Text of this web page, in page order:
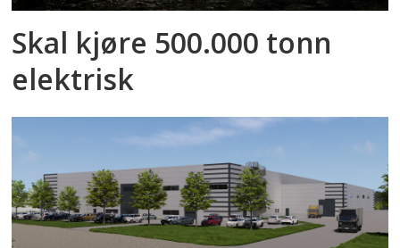
Skal kjøre 500.000 tonn
elektrisk